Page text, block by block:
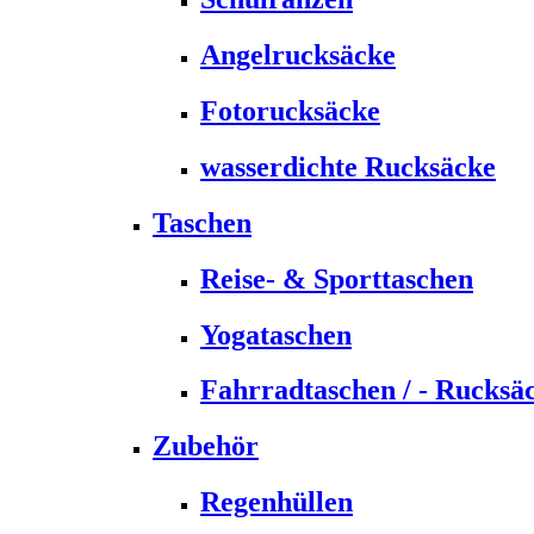
Angelrucksäcke
Fotorucksäcke
wasserdichte Rucksäcke
Taschen
Reise- & Sporttaschen
Yogataschen
Fahrradtaschen / -
Zubehör
Regenhüllen